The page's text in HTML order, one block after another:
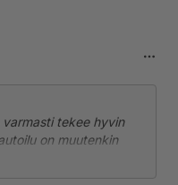
varmasti tekee hyvin
on muutenkin
niille, joilla